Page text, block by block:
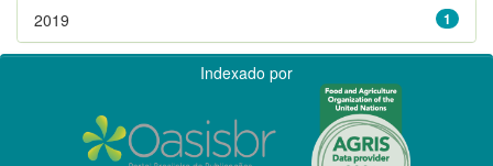
1
2019
Indexado por